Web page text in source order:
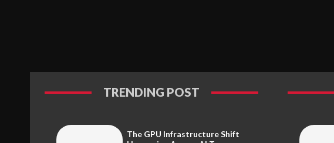
TRENDING POST
The GPU Infrastructure Shift